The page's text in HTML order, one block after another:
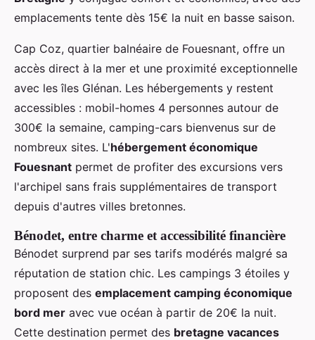
emplacements tente dès 15€ la nuit en basse saison.
Cap Coz, quartier balnéaire de Fouesnant, offre un
accès direct à la mer et une proximité exceptionnelle
avec les îles Glénan. Les hébergements y restent
accessibles : mobil-homes 4 personnes autour de
300€ la semaine, camping-cars bienvenus sur de
nombreux sites. L'hébergement économique
Fouesnant permet de profiter des excursions vers
l'archipel sans frais supplémentaires de transport
depuis d'autres villes bretonnes.
Bénodet, entre charme et accessibilité financière
Bénodet surprend par ses tarifs modérés malgré sa
réputation de station chic. Les campings 3 étoiles y
proposent des emplacement camping économique
bord mer avec vue océan à partir de 20€ la nuit.
Cette destination permet des bretagne vacances